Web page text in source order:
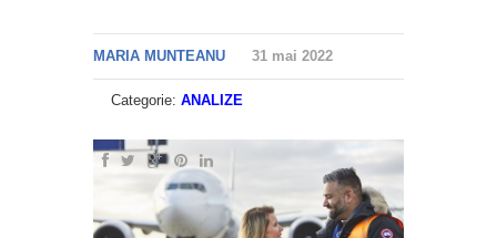
MARIA MUNTEANU 31 mai 2022
Categorie: ANALIZE